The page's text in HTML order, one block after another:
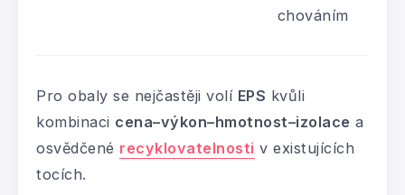
chováním
Pro obaly se nejčastěji volí EPS kvůli
kombinaci cena–výkon–hmotnost–izolace a
osvědčené recyklovatelnosti v existujících
tocích.